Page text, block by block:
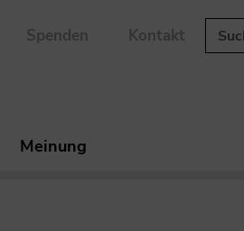
Spenden Kontakt
Meinung